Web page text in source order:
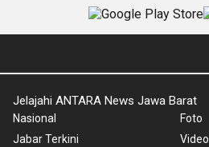
Jelajahi ANTARA News Jawa Barat
Nasional
Jabar Terkini
Foto
Video